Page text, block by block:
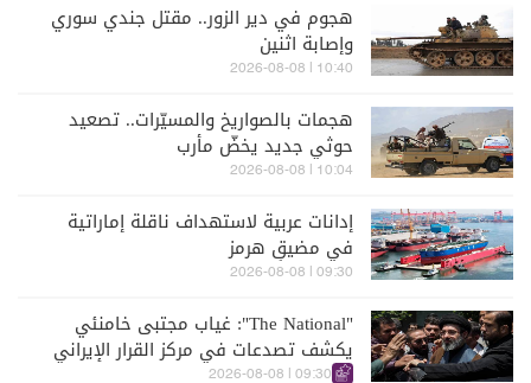
هجوم في دير الزور.. مقتل جندي سوري
وإصابة اثنين
10:40 | 2026-08-08
هجمات بالصواريخ والمسيّرات.. تصعيد
حوثي جديد يخضّ مأرب
10:04 | 2026-08-08
إدانات عربية لاستهداف ناقلة إماراتية
في مضيقِ هرمز
09:30 | 2026-08-08
"The National": غياب مجتبى خامنئي
يكشف تصدعات في مركز القرار الإيراني
09:30 | 2026-08-08